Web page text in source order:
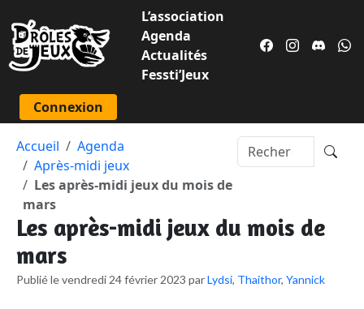
L’association
Agenda
Actualités
Fessti’Jeux
Connexion
Accueil
Agenda
Après-midi jeux
Les après-midi jeux du mois de
mars
Les après-midi jeux du mois de
mars
Publié le vendredi 24 février 2023 parLydsi, Thaithor, Yannick